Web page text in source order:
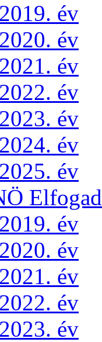
2019. év
2020. év
2021. év
2022. év
2023. év
2024. év
2025. év
2019. év
2020. év
2021. év
2022. év
2023. év